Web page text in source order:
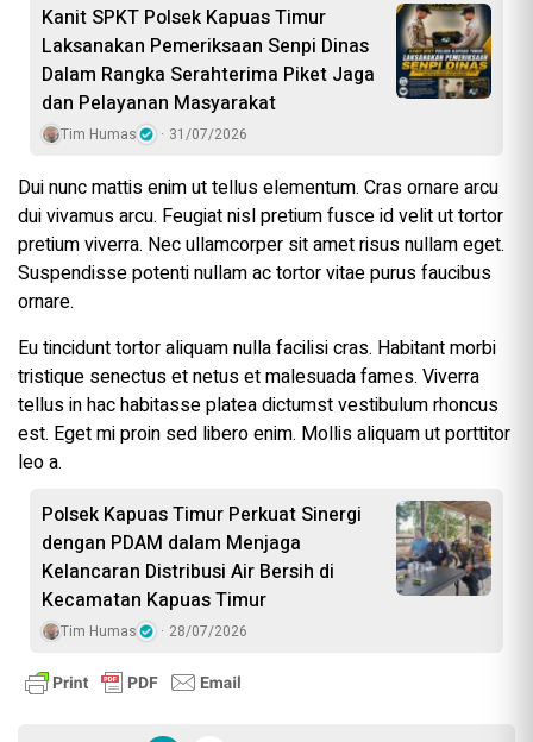
Kanit SPKT Polsek Kapuas Timur
Laksanakan Pemeriksaan Senpi Dinas
Dalam Rangka Serahterima Piket Jaga
dan Pelayanan Masyarakat
Tim Humas 31/07/2026
Dui nunc mattis enim ut tellus elementum. Cras ornare arcu
dui vivamus arcu. Feugiat nisl pretium fusce id velit ut tortor
pretium viverra. Nec ullamcorper sit amet risus nullam eget.
Suspendisse potenti nullam ac tortor vitae purus faucibus
ornare.
Eu tincidunt tortor aliquam nulla facilisi cras. Habitant morbi
tristique senectus et netus et malesuada fames. Viverra
tellus in hac habitasse platea dictumst vestibulum rhoncus
est. Eget mi proin sed libero enim. Mollis aliquam ut porttitor
leo a.
Polsek Kapuas Timur Perkuat Sinergi
dengan PDAM dalam Menjaga
Kelancaran Distribusi Air Bersih di
Kecamatan Kapuas Timur
Tim Humas 28/07/2026